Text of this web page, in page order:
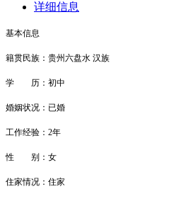
详细信息
基本信息
籍贯民族：贵州六盘水 汉族
学 历：初中
婚姻状况：已婚
工作经验：2年
性 别：女
住家情况：住家